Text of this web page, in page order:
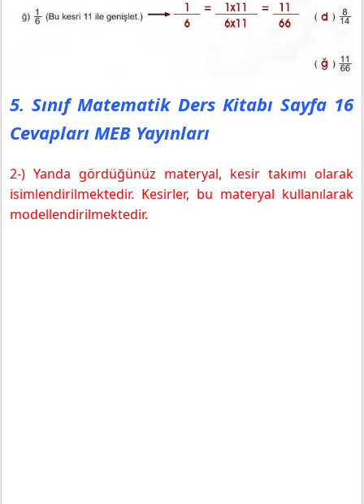
5. Sınıf Matematik Ders Kitabı Sayfa 16
Cevapları MEB Yayınları
2-) Yanda gördüğünüz materyal, kesir takımı olarak
isimlendirilmektedir. Kesirler, bu materyal kullanılarak
modellendirilmektedir.